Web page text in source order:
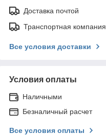
Доставка почтой
Транспортная компания
Все условия доставки
Условия оплаты
Наличными
Безналичный расчет
Все условия оплаты